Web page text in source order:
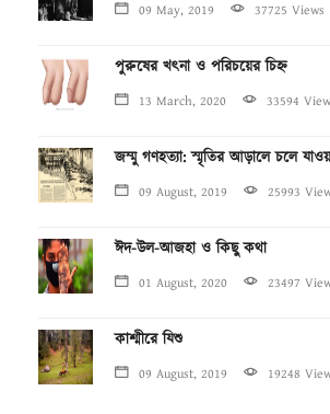
09 May, 2019 37725 Views
পুরুষের খৎনা ও পরিচয়ের চিহ্ন
13 March, 2020 33594
জম্মু গণহত্যা: স্মৃতির আড়ালে চলে
09 August, 2019 25993
ঈদ-উল-আজহা ও কিছু কথা
01 August, 2020 23497
কাশ্মীরে যিশু
09 August, 2019 19248